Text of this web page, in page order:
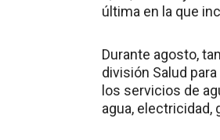
última en la que
Durante agosto,
división Salud
los servicios de
agua, electricidad,